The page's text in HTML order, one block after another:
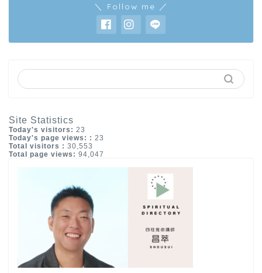
＼ Follow me ／
Site Statistics
Today's visitors: 23
Today's page views: : 23
Total visitors : 30,553
Total page views: 94,047